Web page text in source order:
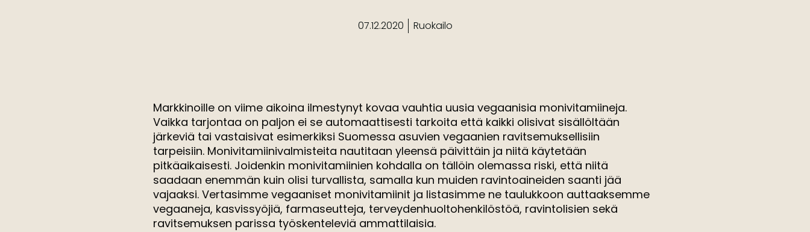
07.12.2020 Ruokailo
Markkinoille on viime aikoina ilmestynyt kovaa vauhtia uusia vegaanisia monivitamiineja.
Vaikka tarjontaa on paljon ei se automaattisesti tarkoita että kaikki olisivat sisällöltään
järkeviä tai vastaisivat esimerkiksi Suomessa asuvien vegaanien ravitsemuksellisiin
tarpeisiin. Monivitamiinivalmisteita nautitaan yleensä päivittäin ja niitä käytetään
pitkäaikaisesti. Joidenkin monivitamiinien kohdalla on tällöin olemassa riski, että niitä
saadaan enemmän kuin olisi turvallista, samalla kun muiden ravintoaineiden saanti jää
vajaaksi. Vertasimme vegaaniset monivitamiinit ja listasimme ne taulukkoon auttaaksemme
vegaaneja, kasvissyöjiä, farmaseutteja, terveydenhuoltohenkilöstöä, ravintolisien sekä
ravitsemuksen parissa työskenteleviä ammattilaisia.